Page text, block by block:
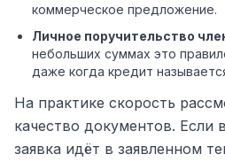
коммерческое предложение.
Личное поручительство
небольших суммах это
даже когда кредит
На практике скорость
качество документов. Если
заявка идёт в заявленном